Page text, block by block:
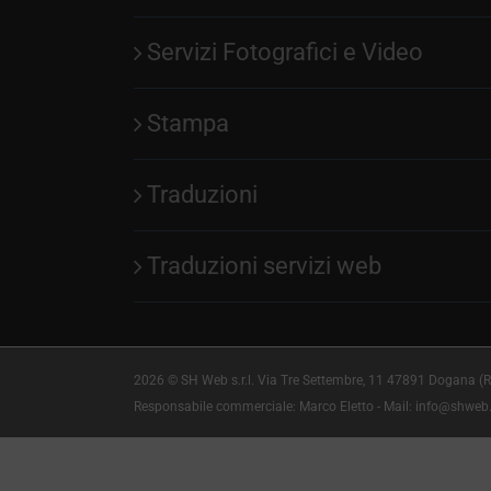
Servizi Fotografici e Video
Stampa
Traduzioni
Traduzioni servizi web
2026 © SH Web s.r.l. Via Tre Settembre, 11 47891 Dogana
Responsabile commerciale: Marco Eletto - Mail: